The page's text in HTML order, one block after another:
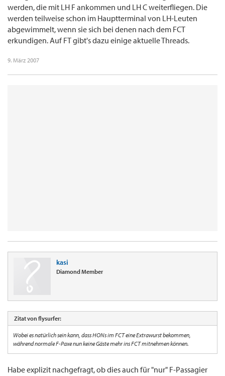
werden, die mit LH F ankommen und LH C weiterfliegen. Die
werden teilweise schon im Hauptterminal von LH-Leuten
abgewimmelt, wenn sie sich bei denen nach dem FCT
erkundigen. Auf FT gibt's dazu einige aktuelle Threads.
9. März 2007
kasi
Diamond Member
Zitat von flysurfer:
Wobei es natürlich sein kann, dass HONs im FCT eine Extrawurst bekommen,
während normale F-Paxe nun keine Gäste mehr ins FCT mitnehmen können.
Habe explizit nachgefragt, ob dies auch für "nur" F-Passagier